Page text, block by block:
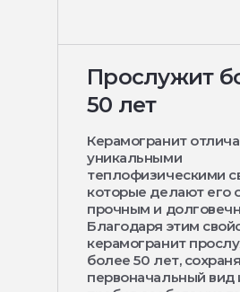
Прослужит
50 лет
Керамогранит
уникальными
теплофизическими
которые делают его
прочным и
Благодаря этим
керамогранит
более 50 лет,
первоначальный вид